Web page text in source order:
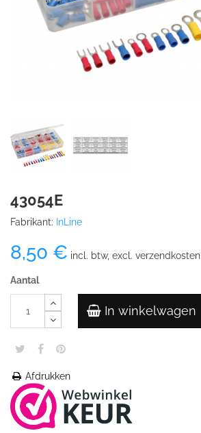
43054E
Fabrikant: InLine
8,50 € incl. btw, excl. verzendkosten
Aantal
In winkelwagen
Afdrukken